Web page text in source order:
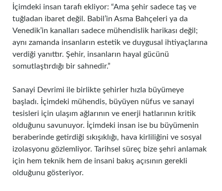
İçimdeki insan tarafı ekliyor: “Ama şehir sadece taş ve
tuğladan ibaret değil. Babil’in Asma Bahçeleri ya da
Venedik’in kanalları sadece mühendislik harikası değil;
aynı zamanda insanların estetik ve duygusal ihtiyaçlarına
verdiği yanıttır. Şehir, insanların hayal gücünü
somutlaştırdığı bir sahnedir.”
Sanayi Devrimi ile birlikte şehirler hızla büyümeye
başladı. İçimdeki mühendis, büyüyen nüfus ve sanayi
tesisleri için ulaşım ağlarının ve enerji hatlarının kritik
olduğunu savunuyor. İçimdeki insan ise bu büyümenin
beraberinde getirdiği sıkışıklığı, hava kirliliğini ve sosyal
izolasyonu gözlemliyor. Tarihsel süreç bize şehri anlamak
için hem teknik hem de insani bakış açısının gerekli
olduğunu gösteriyor.